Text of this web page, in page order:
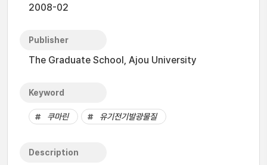
2008-02
Publisher
The Graduate School, Ajou University
Keyword
쿠마린 유기전기발광물질
Description